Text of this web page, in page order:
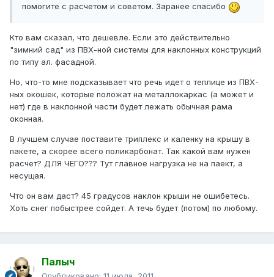
помогите с расчетом и советом. Заранее спасибо
Кто вам сказал, что дешевле. Если это действительно
"зимний сад" из ПВХ-ной системы для наклонных конструкций
по типу ал. фасадной.
Но, что-то мне подсказывает что речь идет о теплице из ПВХ-
ных окошек, которые положат на металлокаркас (а может и
нет) где в наклонной части будет лежать обычная рама
оконная.
В лучшем случае поставите триплекс и каленку на крышу в
пакете, а скорее всего поликарбонат. Так какой вам нужен
расчет? ДЛЯ ЧЕГО??? Тут главное нагрузка не на паект, а
несущая.
Что он вам даст? 45 градусов наклон крыши не ошибетесь.
Хоть снег побыстрее сойдет. А течь будет (потом) по любому.
Палыч